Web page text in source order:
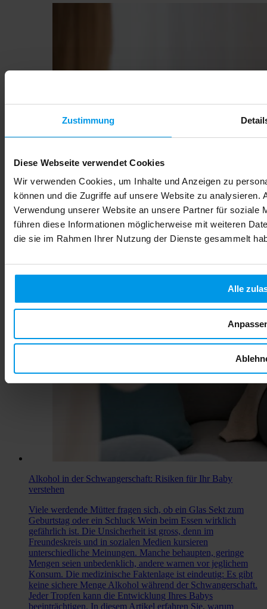
Zustimmung
Diese Webseite verwendet Cookies
Wir verwenden Cookies, um Inhalte und Anzeigen zu
können und die Zugriffe auf unsere Website zu analysieren.
Verwendung unserer Website an unsere Partner für soziale
führen diese Informationen möglicherweise mit weiteren
die sie im Rahmen Ihrer Nutzung der Dienste gesammelt
Alle
Alkohol in der Schwangerschaft: Risiken für Ihr Baby
verstehen
Viele werdende Mütter fragen sich, ob ein Glas Sekt zum
Geburtstag oder ein Schluck Wein beim Essen wirklich
gefährlich ist. Die Unsicherheit ist gross, denn im
Freundeskreis und in sozialen Medien kursieren
unterschiedliche Meinungen. Manche behaupten, geringe
Mengen seien unbedenklich, andere warnen vor jeglichem
Konsum. Die medizinische Faktenlage ist eindeutig: Es gibt
keine sichere Menge Alkohol während der Schwangerschaft.
Jeder Tropfen kann die Entwicklung Ihres Babys
beeinträchtigen. In diesem Artikel erfahren Sie, warum